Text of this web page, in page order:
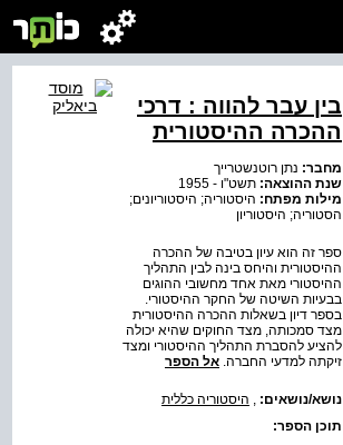
בין עבר להווה : דרכי
ההכרה ההיסטורית
מחבר: נתן רוטנשטרייך
שנת ההוצאה: תשט"ו - 1955
מילות מפתח: היסטוריה; היסטוריונים;
הסטוריה; היסטוריון
ספר זה הוא עיון בטיבה של ההכרה
ההיסטורית והיחס בינה לבין התהליך
ההיסטורי מאת אחד מחשובי ההוגים
בבעיות השיטה של החקר ההיסטורי.
בספר דיון בשאלות ההכרה ההיסטורית
מצד סמכותה, מצד החוקים שהיא יכולה
להציע להסברת התהליך ההיסטורי ומצד
זיקתה למדעי החברה. אל הספר
נושא/נושאים:
היסטוריה כללית
תוכן הספר: